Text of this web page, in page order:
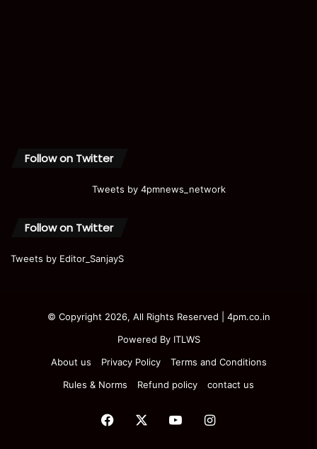
Follow on Twitter
Tweets by 4pmnews_network
Follow on Twitter
Tweets by Editor_SanjayS
© Copyright 2026, All Rights Reserved | 4pm.co.in
Powered By ITLWS
About us
Privacy Policy
Terms and Conditions
Rules & Norms
Refund policy contact us
Facebook YouTubeInstagram